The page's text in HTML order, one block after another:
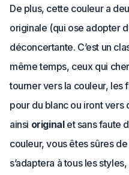
De plus, cette couleur a
originale (qui ose adopter
déconcertante. C’est un
même temps, ceux qui
tourner vers la couleur, les
pour du blanc ou iront vers
ainsi originalet sans faute
couleur, vous êtes sûres
s’adaptera à tous les